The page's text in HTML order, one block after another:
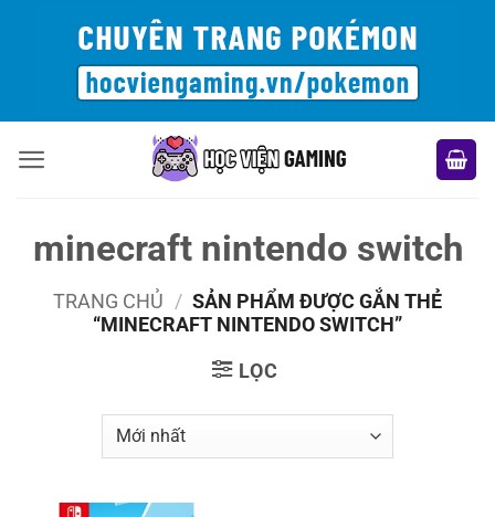
minecraft nintendo switch
TRANG CHỦ / SẢN PHẨM ĐƯỢC GẮN THẺ
“MINECRAFT NINTENDO SWITCH”
LỌC